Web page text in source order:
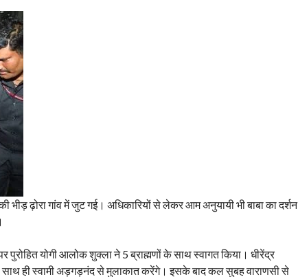
भीड़ ढ़ोरा गांव में जुट गई। अधिकारियों से लेकर आम अनुयायी भी बाबा का दर्शन
पुरोहित योगी आलोक शुक्ला ने 5 ब्राह्मणों के साथ स्वागत किया। धीरेंद्र
साथ ही स्वामी अड़गड़नंद से मुलाकात करेंगे। इसके बाद कल सुबह वाराणसी से